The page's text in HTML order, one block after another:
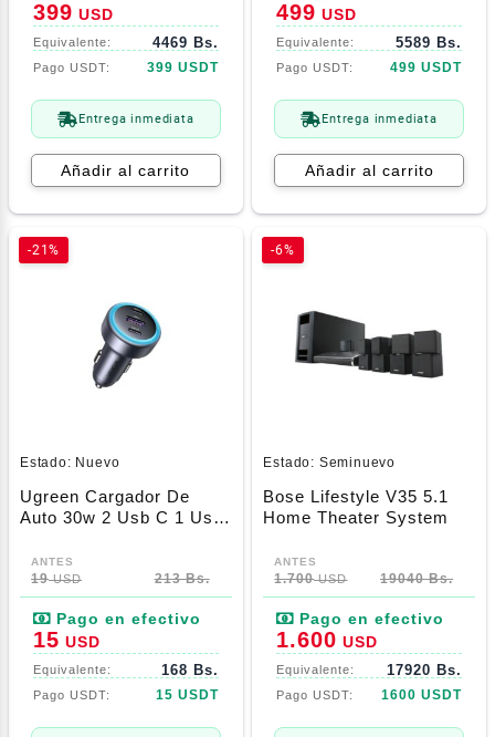
399 USD
4469 Bs.
399 USDT
Entrega inmediata
Añadir al carrito
499 USD
5589 Bs.
499 USDT
Entrega inmediata
Añadir al carrito
-21%
Estado: Nuevo
Ugreen Cargador De
Auto 30w 2 Usb C 1 Usb
19USD 213 Bs.
15 USD
168 Bs.
15 USDT
-6%
Estado: Seminuevo
Bose Lifestyle V35 5.1
Home Theater System
1.700USD 19040 Bs.
1.600 USD
17920 Bs.
1600 USDT